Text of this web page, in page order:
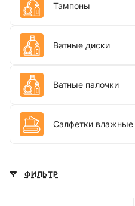
Тампоны
Ватные диски
Ватные палочки
Салфетки влажные
ФИЛЬТР